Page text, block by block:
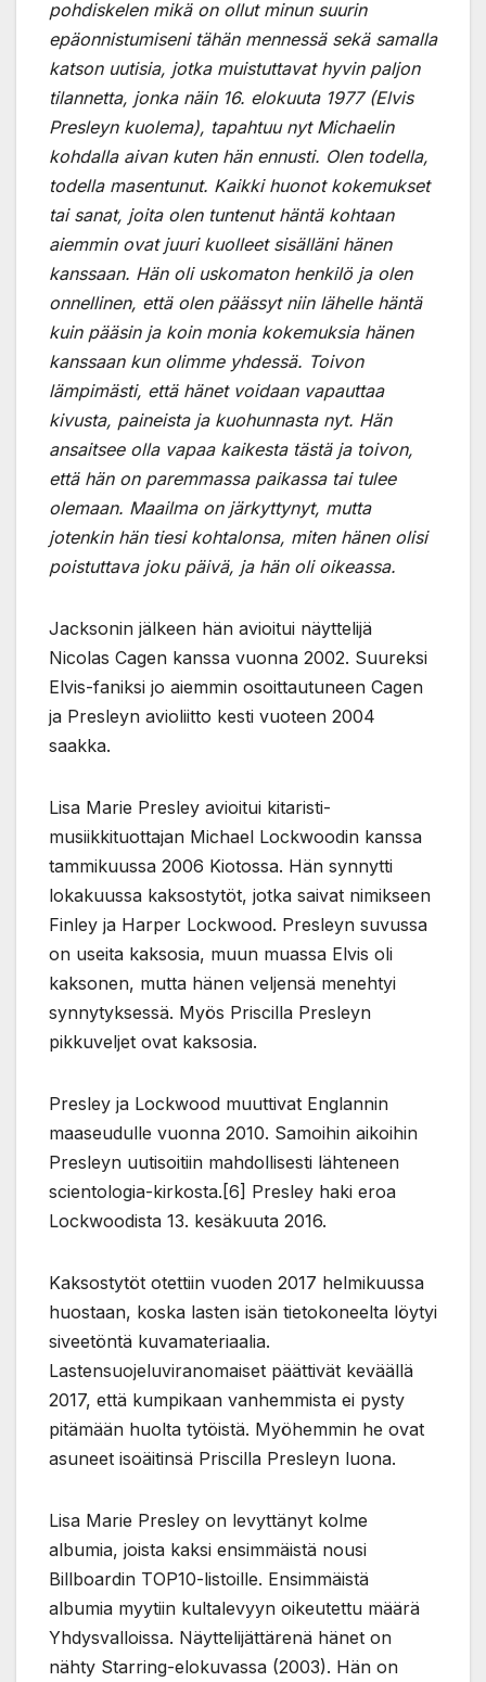
pohdiskelen mikä on ollut minun suurin
epäonnistumiseni tähän mennessä sekä samalla
katson uutisia, jotka muistuttavat hyvin paljon
tilannetta, jonka näin 16. elokuuta 1977 (Elvis
Presleyn kuolema), tapahtuu nyt Michaelin
kohdalla aivan kuten hän ennusti. Olen todella,
todella masentunut. Kaikki huonot kokemukset
tai sanat, joita olen tuntenut häntä kohtaan
aiemmin ovat juuri kuolleet sisälläni hänen
kanssaan. Hän oli uskomaton henkilö ja olen
onnellinen, että olen päässyt niin lähelle häntä
kuin pääsin ja koin monia kokemuksia hänen
kanssaan kun olimme yhdessä. Toivon
lämpimästi, että hänet voidaan vapauttaa
kivusta, paineista ja kuohunnasta nyt. Hän
ansaitsee olla vapaa kaikesta tästä ja toivon,
että hän on paremmassa paikassa tai tulee
olemaan. Maailma on järkyttynyt, mutta
jotenkin hän tiesi kohtalonsa, miten hänen olisi
poistuttava joku päivä, ja hän oli oikeassa.
Jacksonin jälkeen hän avioitui näyttelijä
Nicolas Cagen kanssa vuonna 2002. Suureksi
Elvis-faniksi jo aiemmin osoittautuneen Cagen
ja Presleyn avioliitto kesti vuoteen 2004
saakka.
Lisa Marie Presley avioitui kitaristi-
musiikkituottajan Michael Lockwoodin kanssa
tammikuussa 2006 Kiotossa. Hän synnytti
lokakuussa kaksostytöt, jotka saivat nimikseen
Finley ja Harper Lockwood. Presleyn suvussa
on useita kaksosia, muun muassa Elvis oli
kaksonen, mutta hänen veljensä menehtyi
synnytyksessä. Myös Priscilla Presleyn
pikkuveljet ovat kaksosia.
Presley ja Lockwood muuttivat Englannin
maaseudulle vuonna 2010. Samoihin aikoihin
Presleyn uutisoitiin mahdollisesti lähteneen
scientologia-kirkosta.[6] Presley haki eroa
Lockwoodista 13. kesäkuuta 2016.
Kaksostytöt otettiin vuoden 2017 helmikuussa
huostaan, koska lasten isän tietokoneelta löytyi
siveetöntä kuvamateriaalia.
Lastensuojeluviranomaiset päättivät keväällä
2017, että kumpikaan vanhemmista ei pysty
pitämään huolta tytöistä. Myöhemmin he ovat
asuneet isoäitinsä Priscilla Presleyn luona.
Lisa Marie Presley on levyttänyt kolme
albumia, joista kaksi ensimmäistä nousi
Billboardin TOP10-listoille. Ensimmäistä
albumia myytiin kultalevyyn oikeutettu määrä
Yhdysvalloissa. Näyttelijättärenä hänet on
nähty Starring-elokuvassa (2003). Hän on